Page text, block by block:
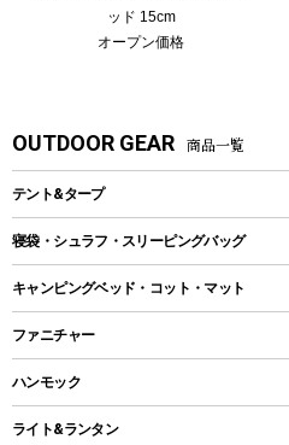
ッド 15cm
オープン価格
OUTDOOR GEAR 商品一覧
テント&タープ
テント
ツールームテント
ワンポールテント
シェルターテント
寝袋・シュラフ・スリーピングバッグ
レクタングラー型（封筒型）シュラフ
インナーシュラフ
キャンピングベッド・コット・マット
キャンピングベッド・コット
インフレータブルマット
ファニチャー
アウトドアテーブル
ハンモック
ライト&ランタン